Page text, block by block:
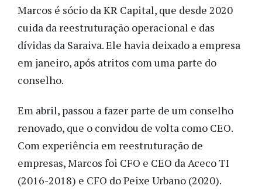
Marcos é sócio da KR Capital, que desde 2020
cuida da reestruturação operacional e das
dívidas da Saraiva. Ele havia deixado a empresa
em janeiro, após atritos com uma parte do
conselho.
Em abril, passou a fazer parte de um conselho
renovado, que o convidou de volta como CEO.
Com experiência em reestruturação de
empresas, Marcos foi CFO e CEO da Aceco TI
(2016-2018) e CFO do Peixe Urbano (2020).